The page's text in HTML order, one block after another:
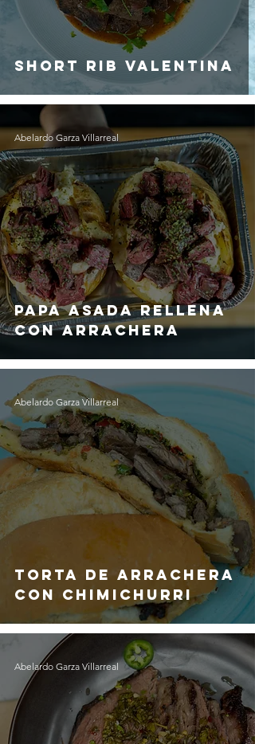
Short Rib Valentina
Papa Asada Rellena
con Arrachera
Abelardo Garza Villarreal
Torta de Arrachera
con Chimichurri
Abelardo Garza Villarreal
Abelardo Garza Villarreal